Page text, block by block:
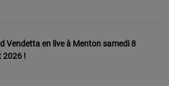
RÉEL
Vendetta en live à Menton samedi 8
2026 !